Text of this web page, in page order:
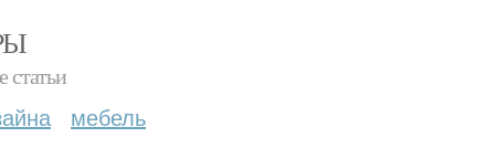
статьи
мебель